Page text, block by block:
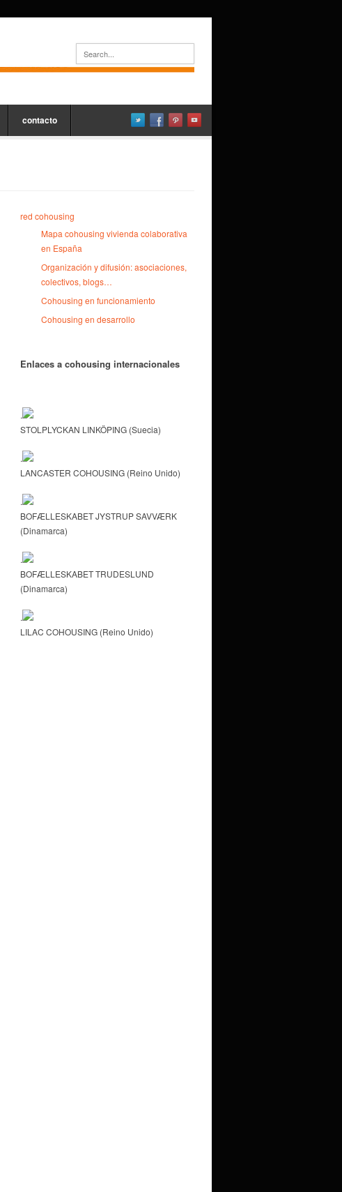
contacto
red cohousing
Mapa cohousing vivienda colaborativa
en España
Organización y difusión: asociaciones,
colectivos, blogs…
Cohousing en funcionamiento
Cohousing en desarrollo
Enlaces a cohousing internacionales
.
STOLPLYCKAN LINKÖPING (Suecia)
.
LANCASTER COHOUSING (Reino Unido)
.
BOFÆLLESKABET JYSTRUP SAVVÆRK
(Dinamarca)
.
BOFÆLLESKABET TRUDESLUND
(Dinamarca)
.
LILAC COHOUSING (Reino Unido)